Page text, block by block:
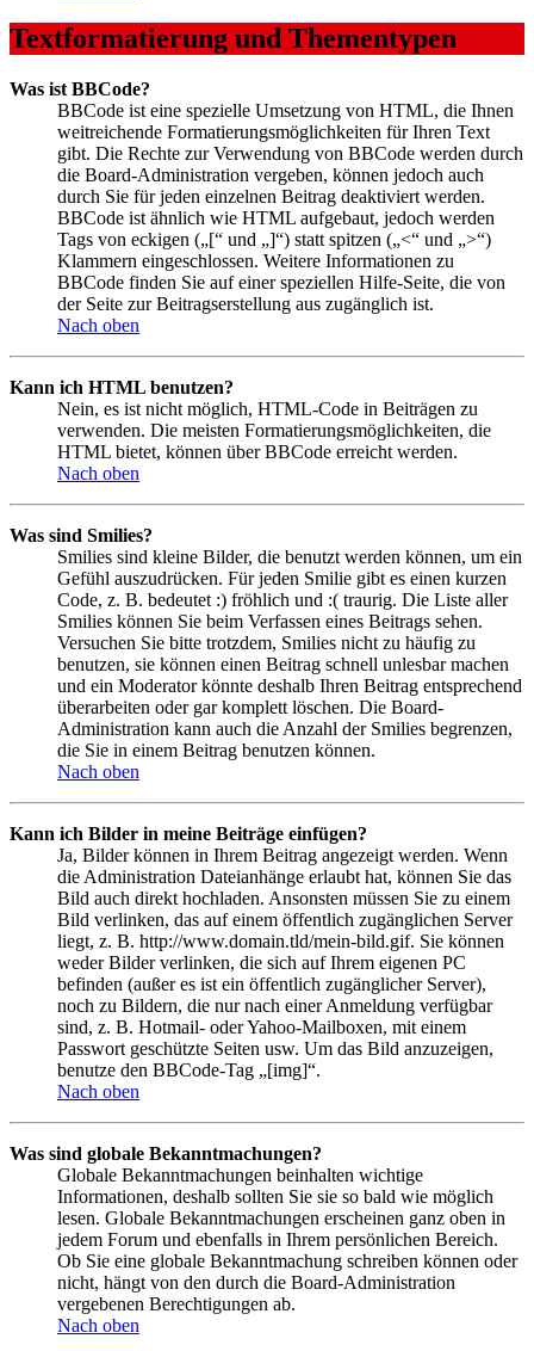
Textformatierung und Thementypen
Was ist BBCode?
BBCode ist eine spezielle Umsetzung von HTML, die Ihnen
weitreichende Formatierungsmöglichkeiten für Ihren Text
gibt. Die Rechte zur Verwendung von BBCode werden durch
die Board-Administration vergeben, können jedoch auch
durch Sie für jeden einzelnen Beitrag deaktiviert werden.
BBCode ist ähnlich wie HTML aufgebaut, jedoch werden
Tags von eckigen („[“ und „]“) statt spitzen („<“ und „>“)
Klammern eingeschlossen. Weitere Informationen zu
BBCode finden Sie auf einer speziellen Hilfe-Seite, die von
der Seite zur Beitragserstellung aus zugänglich ist.
Nach oben
Kann ich HTML benutzen?
Nein, es ist nicht möglich, HTML-Code in Beiträgen zu
verwenden. Die meisten Formatierungsmöglichkeiten, die
HTML bietet, können über BBCode erreicht werden.
Nach oben
Was sind Smilies?
Smilies sind kleine Bilder, die benutzt werden können, um ein
Gefühl auszudrücken. Für jeden Smilie gibt es einen kurzen
Code, z. B. bedeutet :) fröhlich und :( traurig. Die Liste aller
Smilies können Sie beim Verfassen eines Beitrags sehen.
Versuchen Sie bitte trotzdem, Smilies nicht zu häufig zu
benutzen, sie können einen Beitrag schnell unlesbar machen
und ein Moderator könnte deshalb Ihren Beitrag entsprechend
überarbeiten oder gar komplett löschen. Die Board-
Administration kann auch die Anzahl der Smilies begrenzen,
die Sie in einem Beitrag benutzen können.
Nach oben
Kann ich Bilder in meine Beiträge einfügen?
Ja, Bilder können in Ihrem Beitrag angezeigt werden. Wenn
die Administration Dateianhänge erlaubt hat, können Sie das
Bild auch direkt hochladen. Ansonsten müssen Sie zu einem
Bild verlinken, das auf einem öffentlich zugänglichen Server
liegt, z. B. http://www.domain.tld/mein-bild.gif. Sie können
weder Bilder verlinken, die sich auf Ihrem eigenen PC
befinden (außer es ist ein öffentlich zugänglicher Server),
noch zu Bildern, die nur nach einer Anmeldung verfügbar
sind, z. B. Hotmail- oder Yahoo-Mailboxen, mit einem
Passwort geschützte Seiten usw. Um das Bild anzuzeigen,
benutze den BBCode-Tag „[img]“.
Nach oben
Was sind globale Bekanntmachungen?
Globale Bekanntmachungen beinhalten wichtige
Informationen, deshalb sollten Sie sie so bald wie möglich
lesen. Globale Bekanntmachungen erscheinen ganz oben in
jedem Forum und ebenfalls in Ihrem persönlichen Bereich.
Ob Sie eine globale Bekanntmachung schreiben können oder
nicht, hängt von den durch die Board-Administration
vergebenen Berechtigungen ab.
Nach oben